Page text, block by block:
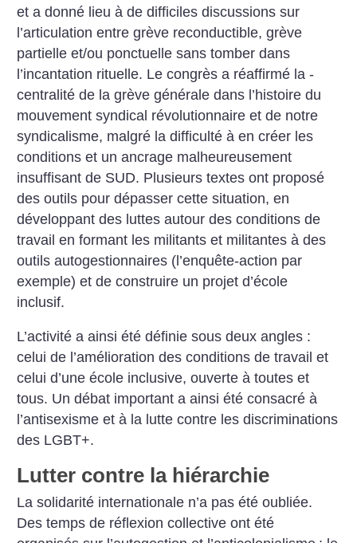
et a donné lieu à de difficiles discussions sur
l’articulation entre grève reconductible, grève
partielle et/ou ponctuelle sans tomber dans
l’incantation rituelle. Le congrès a réaffirmé la ­
centralité de la grève générale dans l’histoire du
mouvement syndical révolutionnaire et de notre
syndicalisme, malgré la difficulté à en créer les
conditions et un ancrage malheureusement
insuffisant de SUD. Plusieurs textes ont proposé
des outils pour dépasser cette situation, en
développant des luttes autour des conditions de
travail en formant les militants et militantes à des
outils autogestionnaires (l’enquête-action par
exemple) et de construire un projet d’école
inclusif.
L’activité a ainsi été définie sous deux angles :
celui de l’amélioration des conditions de travail et
celui d’une école inclusive, ouverte à toutes et
tous. Un débat important a ainsi été consacré à
l’antisexisme et à la lutte contre les discriminations
des LGBT+.
Lutter contre la hiérarchie
La solidarité internationale n’a pas été oubliée.
Des temps de réflexion collective ont été